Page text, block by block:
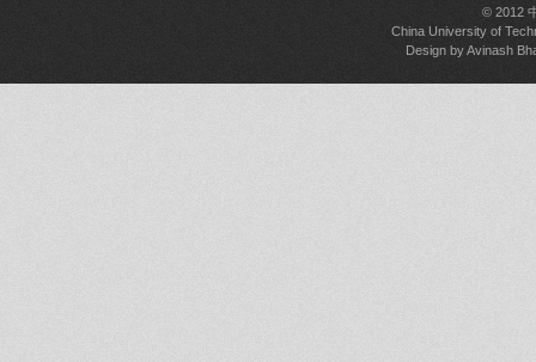
© 2012
China University of
Design byAvinash